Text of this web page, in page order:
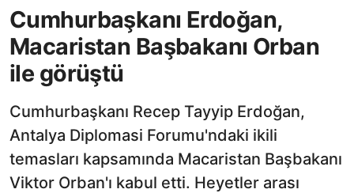
Cumhurbaşkanı Erdoğan,
Macaristan Başbakanı Orban
ile görüştü
Cumhurbaşkanı Recep Tayyip Erdoğan,
Antalya Diplomasi Forumu'ndaki ikili
temasları kapsamında Macaristan Başbakanı
Viktor Orban'ı kabul etti. Heyetler arası